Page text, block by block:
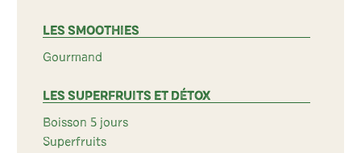
LES SMOOTHIES
Gourmand
LES SUPERFRUITS ET DÉTOX
Boisson 5 jours
Superfruits